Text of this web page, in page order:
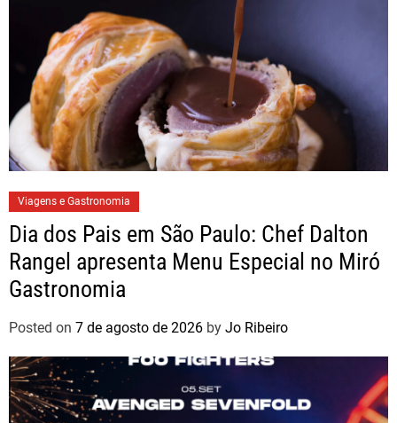
Viagens e Gastronomia
Dia dos Pais em São Paulo: Chef Dalton
Rangel apresenta Menu Especial no Miró
Gastronomia
Posted on 7 de agosto de 2026 by Jo Ribeiro